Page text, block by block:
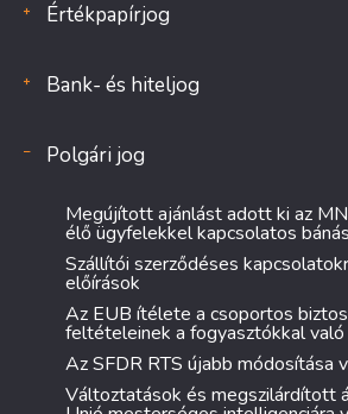
Értékpapírjog
Bank- és hiteljog
Polgári jog
Megújított ajánlást adott ki az
élő ügyfelekkel kapcsolatos
Szállítói szerződéses
előírások
Az EUB ítélete a csoportos
feltételeinek a fogyasztókkal
Az SFDR RTS újabb módosítása
Változtatások és megszilárdított